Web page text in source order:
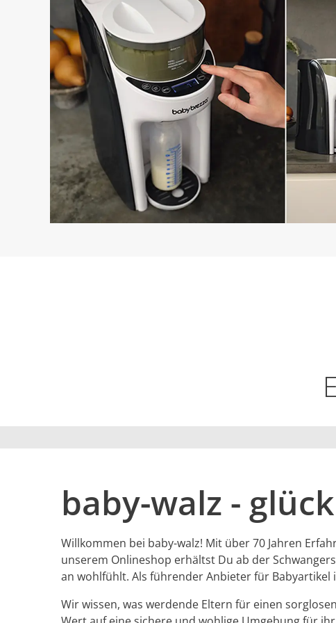
baby-walz -
Willkommen bei baby-walz! Mit über 70 Jahren
unserem Onlineshop erhältst Du ab der
an wohlfühlt. Als führender Anbieter für
Wir wissen, was werdende Eltern für einen